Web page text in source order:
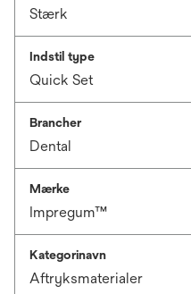
Stærk
Indstil type
Quick Set
Brancher
Dental
Mærke
Impregum™
Kategorinavn
Aftryksmaterialer